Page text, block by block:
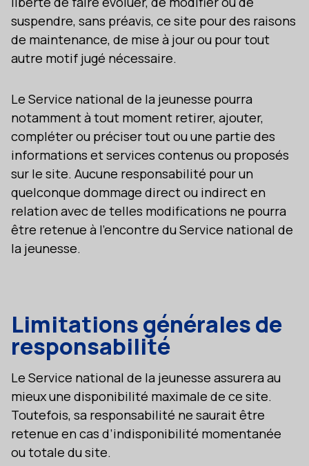
suspendre, sans préavis, ce site pour des raisons
de maintenance, de mise à jour ou pour tout
autre motif jugé nécessaire.
Le Service national de la jeunesse pourra
notamment à tout moment retirer, ajouter,
compléter ou préciser tout ou une partie des
informations et services contenus ou proposés
sur le site. Aucune responsabilité pour un
quelconque dommage direct ou indirect en
relation avec de telles modifications ne pourra
être retenue à l’encontre du Service national de
la jeunesse.
Limitations générales de
responsabilité
Le Service national de la jeunesse assurera au
mieux une disponibilité maximale de ce site.
Toutefois, sa responsabilité ne saurait être
retenue en cas d’indisponibilité momentanée
ou totale du site.